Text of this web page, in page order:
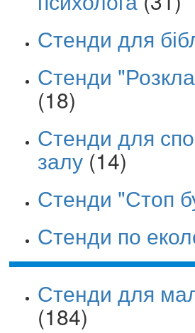
Стенди для
Стенди
(18)
Стенди для
залу(14)
Стенди "Стоп
Стенди по
Стенди для
(184)